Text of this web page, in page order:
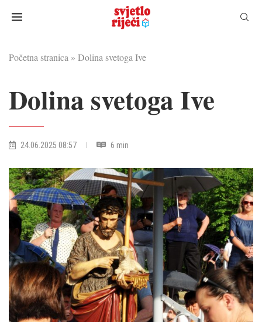
Početna stranica » Dolina svetoga Ive
Dolina svetoga Ive
24.06.2025 08:57 6 min